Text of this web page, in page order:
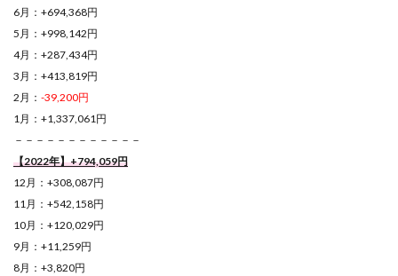
6月：+694,368円
5月：+998,142円
4月：+287,434円
3月：+413,819円
2月： -39,200円
1月：+1,337,061円
－－－－－－－－－－－－
【2022年】+794,059円
12月：+308,087円
11月：+542,158円
10月：+120,029円
9月：+11,259円
8月：+3,820円